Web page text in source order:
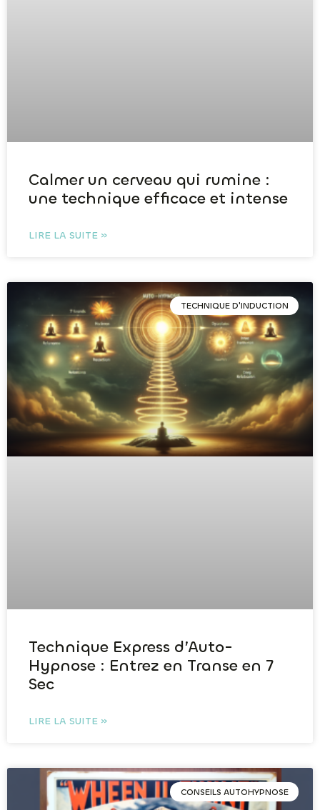
Calmer un cerveau qui rumine :
une technique efficace et intense
LIRE LA SUITE »
TECHNIQUE D'INDUCTION
Technique Express d’Auto-
Hypnose : Entrez en Transe en 7
Sec
LIRE LA SUITE »
CONSEILS AUTOHYPNOSE